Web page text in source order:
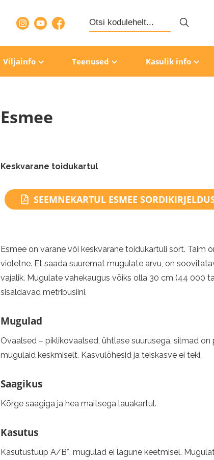
Search
for:
Viljainfo Teenused Kasulik info
Esmee
Keskvarane toidukartul
SEEMNEKARTUL ESMEE
Esmee on varane või keskvarane toidukartuli sort. Taim
violetne. Et saada suuremat mugulate arvu, on
vajalik. Mugulate vahekaugus võiks olla 30 cm (44 000
sisaldavad metribusiini.
Mugulad
Ovaalsed – piklikovaalsed, ühtlase suurusega, silmad
mugulaid keskmiselt. Kasvulõhesid ja teiskasve ei teki.
Saagikus
Kõrge saagiga ja hea maitsega lauakartul.
Kasutus
Kasutustüüp A/B*, mugulad ei lagune keetmisel.